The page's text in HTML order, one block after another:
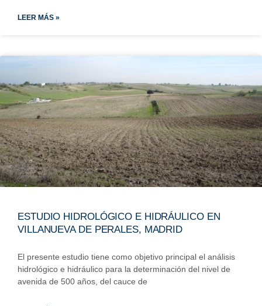
LEER MÁS »
ESTUDIO HIDROLÓGICO E HIDRÁULICO EN
VILLANUEVA DE PERALES, MADRID
El presente estudio tiene como objetivo principal el análisis
hidrológico e hidráulico para la determinación del nivel de
avenida de 500 años, del cauce de